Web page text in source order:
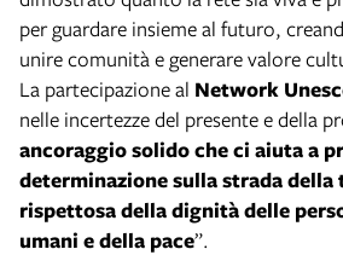
per guardare insieme al futuro,
unire comunità e generare valore
La partecipazione al Network
nelle incertezze del presente e della
ancoraggio solido che ci aiuta a
determinazione sulla strada
rispettosa della dignità delle
umani e della pace”.